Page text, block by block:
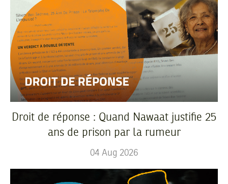
Droit de réponse : Quand Nawaat justifie 25
ans de prison par la rumeur
04 Aug 2026